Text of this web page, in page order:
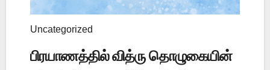
Uncategorized
பிரயாணத்தில் வித்ரு தொழுகையின்